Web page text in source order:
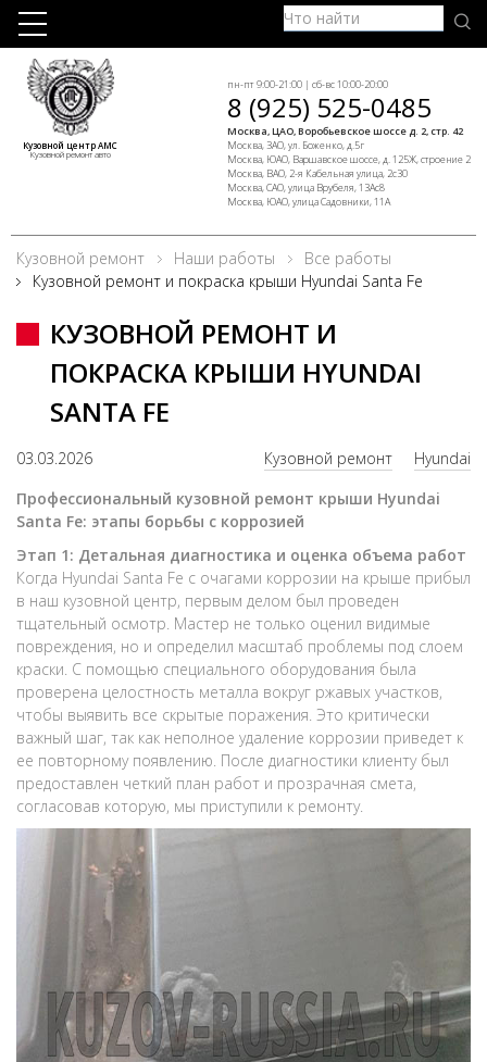
Кузовной центр АМС
Кузовной ремонт авто
пн-пт 9:00-21:00 | сб-вс 10:00-20:00
8 (925) 525-0485
Москва, ЦАО, Воробьевское шоссе д. 2, стр. 42
Москва, ЗАО, ул. Боженко, д.5г
Москва, ЮАО, Варшавское шоссе, д. 125Ж, строение 2
Москва, ВАО, 2-я Кабельная улица, 2с30
Москва, САО, улица Врубеля, 13Ас8
Москва, ЮАО, улица Садовники, 11А
Кузовной ремонт Наши работы
Все работы
Кузовной ремонт и покраска крыши Hyundai Santa Fe
КУЗОВНОЙ РЕМОНТ И
ПОКРАСКА КРЫШИ HYUNDAI
SANTA FE
03.03.2026 Кузовной ремонт
Hyundai
Профессиональный кузовной ремонт крыши Hyundai
Santa Fe: этапы борьбы с коррозией
Этап 1: Детальная диагностика и оценка объема работ
Когда Hyundai Santa Fe с очагами коррозии на крыше прибыл
в наш кузовной центр, первым делом был проведен
тщательный осмотр. Мастер не только оценил видимые
повреждения, но и определил масштаб проблемы под слоем
краски. С помощью специального оборудования была
проверена целостность металла вокруг ржавых участков,
чтобы выявить все скрытые поражения. Это критически
важный шаг, так как неполное удаление коррозии приведет к
ее повторному появлению. После диагностики клиенту был
предоставлен четкий план работ и прозрачная смета,
согласовав которую, мы приступили к ремонту.